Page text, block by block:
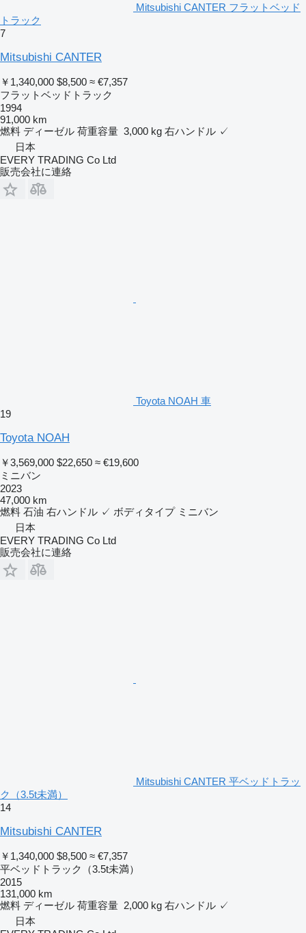
Mitsubishi CANTER フラットベッド
トラック
7
Mitsubishi CANTER
￥1,340,000 $8,500 ≈ €7,357
フラットベッドトラック
1994
91,000 km
燃料 ディーゼル 荷重容量 3,000 kg 右ハンドル ✓
日本
EVERY TRADING Co Ltd
販売会社に連絡
Toyota NOAH 車
19
Toyota NOAH
￥3,569,000 $22,650 ≈ €19,600
ミニバン
2023
47,000 km
燃料 石油 右ハンドル ✓ ボディタイプ ミニバン
日本
EVERY TRADING Co Ltd
販売会社に連絡
Mitsubishi CANTER 平ベッドトラッ
ク（3.5t未満）
14
Mitsubishi CANTER
￥1,340,000 $8,500 ≈ €7,357
平ベッドトラック（3.5t未満）
2015
131,000 km
燃料 ディーゼル 荷重容量 2,000 kg 右ハンドル ✓
日本